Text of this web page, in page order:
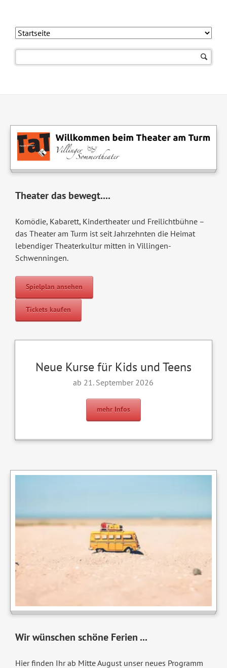
Theater das bewegt....
Komödie, Kabarett, Kindertheater und Freilichtbühne –
das Theater am Turm ist seit Jahrzehnten die Heimat
lebendiger Theaterkultur mitten in Villingen-
Schwenningen.
Spielplan ansehen
Tickets kaufen
Neue Kurse für Kids und Teens
ab 21. September 2026
mehr Infos
Wir wünschen schöne Ferien ...
Hier finden Ihr ab Mitte August unser neues Programm